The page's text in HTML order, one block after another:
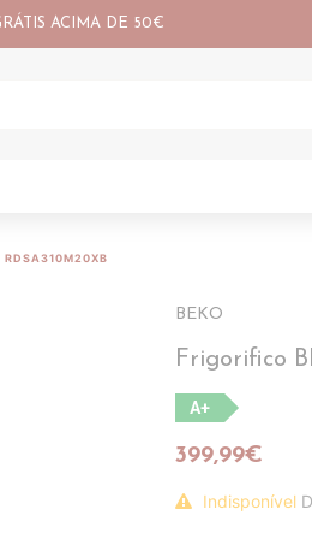
ACIMA DE 50€
RDSA310M20XB
BEKO
Frigorifico
A+
399,99€
Indisponível